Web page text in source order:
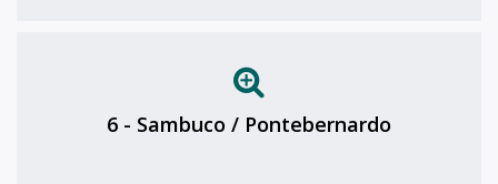
6 - Sambuco / Pontebernardo